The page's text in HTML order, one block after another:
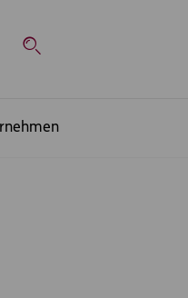
Suche